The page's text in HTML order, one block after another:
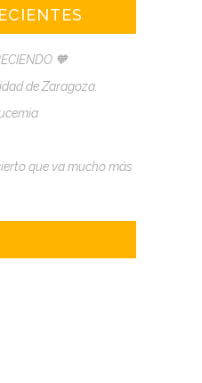
🧡
de Zaragoza.
que va mucho más